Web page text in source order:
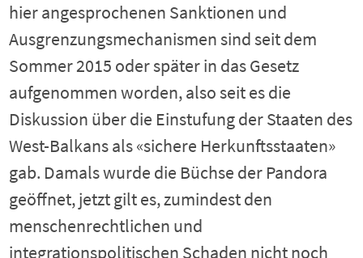
hier angesprochenen Sanktionen und
Ausgrenzungsmechanismen sind seit dem
Sommer 2015 oder später in das Gesetz
aufgenommen worden, also seit es die
Diskussion über die Einstufung der Staaten des
West-Balkans als «sichere Herkunftsstaaten»
gab. Damals wurde die Büchse der Pandora
geöffnet, jetzt gilt es, zumindest den
menschenrechtlichen und
integrationspolitischen Schaden nicht noch